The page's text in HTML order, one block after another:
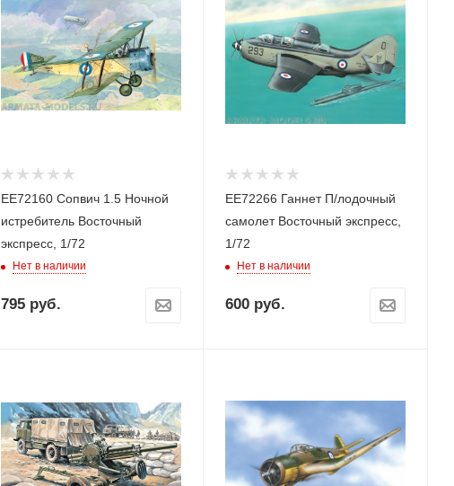
ЕЕ72160 Сопвич 1.5 Ночной
истребитель Восточный
экспресс, 1/72
Нет в наличии
795 руб.
ЕЕ72266 Ганнет П/лодочный
самолет Восточный экспресс,
1/72
Нет в наличии
600 руб.